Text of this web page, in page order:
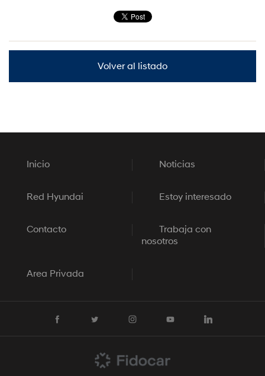
Volver al listado
Inicio Noticias
Red Hyundai Estoy interesado
Contacto
Trabaja con
nosotros
Area Privada